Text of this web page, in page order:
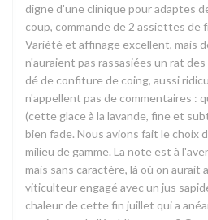
digne d'une clinique pour adaptes
coup, commande de 2 assiettes de
Variété et affinage excellent, mais
n'auraient pas rassasiées un rat
dé de confiture de coing, aussi
n'appellent pas de commentaires :
(cette glace à la lavande, fine et
bien fade. Nous avions fait le choix
milieu de gamme. La note est à
mais sans caractère, là où on aurait
viticulteur engagé avec un jus
chaleur de cette fin juillet qui a